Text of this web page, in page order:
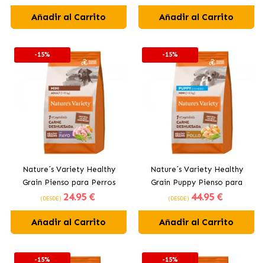
Pollo
Añadir al Carrito
Noruego
Añadir al Carrito
-15%
Nature´s Variety Healthy
Grain Pienso para Perros
Pequeños con Pavo
(DESDE) 24.95 €
Añadir al Carrito
-15%
Nature´s Variety Healthy
Grain Puppy Pienso para
Cachorros de Razas
(DESDE) 44.95 €
Añadir al Carrito
-15% -15%